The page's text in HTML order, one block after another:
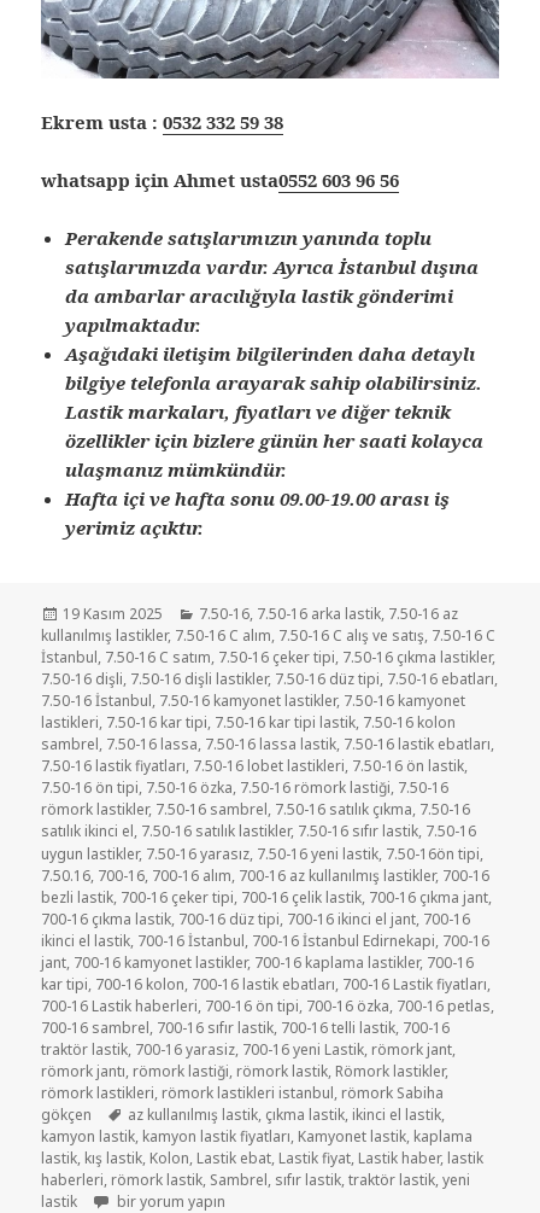
Ekrem usta :0532 332 59 38
whatsapp için Ahmet usta0552 603 96 56
Perakende satışlarımızın yanında toplu
satışlarımızda vardır. Ayrıca İstanbul dışına
da ambarlar aracılığıyla lastik gönderimi
yapılmaktadır.
Aşağıdaki iletişim bilgilerinden daha detaylı
bilgiye telefonla arayarak sahip olabilirsiniz.
Lastik markaları, fiyatları ve diğer teknik
özellikler için bizlere günün her saati kolayca
ulaşmanız mümkündür.
Hafta içi ve hafta sonu 09.00-19.00 arası iş
yerimiz açıktır.
Yayın
tarihi
19 Kasım 2025 Kategoriler
7.50-16, 7.50-16 arka lastik, 7.50-16 az
kullanılmış lastikler, 7.50-16 C alım, 7.50-16 C alış ve satış, 7.50-16 C
İstanbul, 7.50-16 C satım, 7.50-16 çeker tipi, 7.50-16 çıkma lastikler,
7.50-16 dişli, 7.50-16 dişli lastikler, 7.50-16 düz tipi, 7.50-16 ebatları,
7.50-16 İstanbul, 7.50-16 kamyonet lastikler, 7.50-16 kamyonet
lastikleri, 7.50-16 kar tipi, 7.50-16 kar tipi lastik, 7.50-16 kolon
sambrel, 7.50-16 lassa, 7.50-16 lassa lastik, 7.50-16 lastik ebatları,
7.50-16 lastik fiyatları, 7.50-16 lobet lastikleri, 7.50-16 ön lastik,
7.50-16 ön tipi, 7.50-16 özka, 7.50-16 römork lastiği, 7.50-16
römork lastikler, 7.50-16 sambrel, 7.50-16 satılık çıkma, 7.50-16
satılık ikinci el, 7.50-16 satılık lastikler, 7.50-16 sıfır lastik, 7.50-16
uygun lastikler, 7.50-16 yarasız, 7.50-16 yeni lastik, 7.50-16ön tipi,
7.50.16, 700-16, 700-16 alım, 700-16 az kullanılmış lastikler, 700-16
bezli lastik, 700-16 çeker tipi, 700-16 çelik lastik, 700-16 çıkma jant,
700-16 çıkma lastik, 700-16 düz tipi, 700-16 ikinci el jant, 700-16
ikinci el lastik, 700-16 İstanbul, 700-16 İstanbul Edirnekapi, 700-16
jant, 700-16 kamyonet lastikler, 700-16 kaplama lastikler, 700-16
kar tipi, 700-16 kolon, 700-16 lastik ebatları, 700-16 Lastik fiyatları,
700-16 Lastik haberleri, 700-16 ön tipi, 700-16 özka, 700-16 petlas,
700-16 sambrel, 700-16 sıfır lastik, 700-16 telli lastik, 700-16
traktör lastik, 700-16 yarasiz, 700-16 yeni Lastik, römork jant,
römork jantı, römork lastiği, römork lastik, Römork lastikler,
römork lastikleri, römork lastikleri istanbul, römork Sabiha
gökçen
Etiketler
az kullanılmış lastik, çıkma lastik, ikinci el lastik,
kamyon lastik, kamyon lastik fiyatları, Kamyonet lastik, kaplama
lastik, kış lastik, Kolon, Lastik ebat, Lastik fiyat, Lastik haber, lastik
haberleri, römork lastik, Sambrel, sıfır lastik,traktör lastik,yeni
lastik
7.50-16 RÖMORK VE KAMYONET LASTİKLERİ için
bir yorum yapın